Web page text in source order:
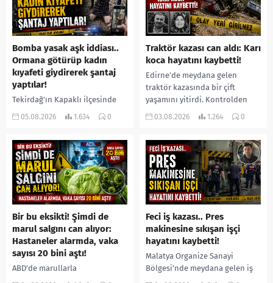
Bomba yasak aşk iddiası..
Ormana götürüp kadın
kıyafeti giydirerek şantaj
yaptılar!
Tekirdağ’ın Kapaklı ilçesinde
bir kişiyi, arkadaşının eşiyle
kadın kıyafetleri giydirdiği,
özür videosu çektirip...
05.08.2026 1.634 0
Traktör kazası can aldı: Karı
koca hayatını kaybetti!
Edirne’de meydana gelen
traktör kazasında bir çift
yaşamını yitirdi. Kontrolden
çıkarak devrilen traktörün
03.08.2026 1.264 0
Bir bu eksikti! Şimdi de
marul salgını can alıyor:
Hastaneler alarmda, vaka
sayısı 20 bini aştı!
ABD’de marullarla
ilişkilendirilen siklospora
Feci iş kazası.. Pres
makinesine sıkışan işçi
hayatını kaybetti!
Malatya Organize Sanayi
Bölgesi’nde meydana gelen iş
kazasında, pres makinesine